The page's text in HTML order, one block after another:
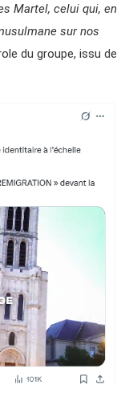
Martel, celui qui, en
sur nos
du groupe, issu de